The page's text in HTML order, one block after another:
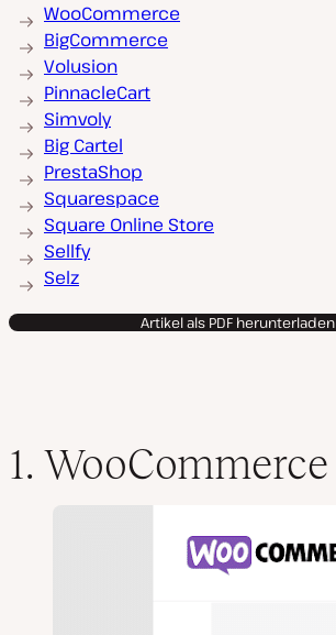
WooCommerce
BigCommerce
Volusion
PinnacleCart
Simvoly
Big Cartel
PrestaShop
Squarespace
Square Online Store
Sellfy
Selz
Artikel als PDF herunterladen
1. WooCommerce